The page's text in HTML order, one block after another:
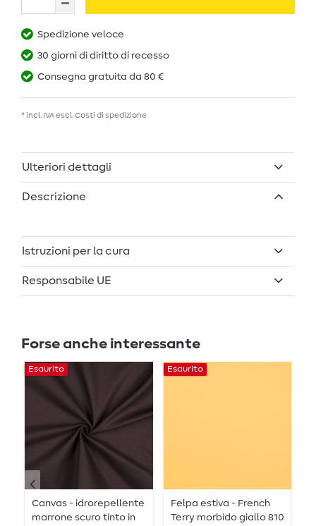
Spedizione veloce
30 giorni di diritto di recesso
Consegna gratuita da 80 €
* incl. IVA escl. Costi di spedizione
Ulteriori dettagli
Descrizione
Istruzioni per la cura
Responsabile UE
Forse anche interessante
Esaurito
Canvas - idrorepellente
marrone scuro tinto in
Esaurito
Felpa estiva - French
Terry morbido giallo 810